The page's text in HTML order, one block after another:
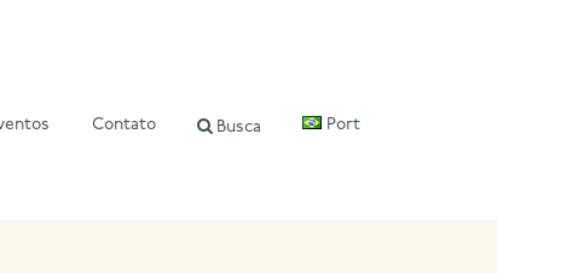
Contato Busca Port